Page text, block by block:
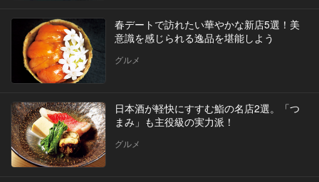
春デートで訪れたい華やかな新店5選！美
意識を感じられる逸品を堪能しよう
グルメ
日本酒が軽快にすすむ鮨の名店2選。「つ
まみ」も主役級の実力派！
グルメ